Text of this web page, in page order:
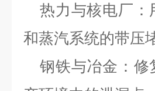
热力与核电厂：
和蒸汽系统的带压
钢铁与冶金：修